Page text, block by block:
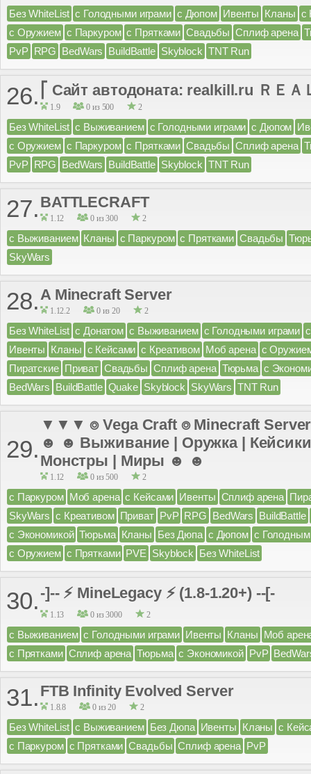
Без WhiteList с Голодными играми с Дюпом Ивенты Кланы с
с Оружием с Паркуром с Прятками Свадьбы Сплиф арена
PvP RPG BedWars BuildBattle Skyblock TNT Run
26. ⎡ Сайт автодоната: realkill.ru ＲＥＡ
1.9 0 из 500 2
Без WhiteList с Выживанием с Голодными играми с Дюпом
с Оружием с Паркуром с Прятками Свадьбы Сплиф арена
PvP RPG BedWars BuildBattle Skyblock TNT Run
27. BATTLECRAFT
1.12 0 из 300 2
с Выживанием Кланы с Паркуром с Прятками Свадьбы
SkyWars
28.A Minecraft Server
1.12.2 0 из 20 2
Без WhiteList с Донатом с Выживанием с Голодными играми
Ивенты Кланы с Кейсами с Креативом Моб арена с
Пиратские Приват Свадьбы Сплиф арена Тюрьма с
BedWars BuildBattle Quake Skyblock SkyWars TNT Run
29.
▼▼▼ ⌾ Vega Craft ⌾ Minecraft
☻ ☻ Выживание | Оружка |
Монстры | Миры ☻ ☻
1.12 0 из 500 2
с Паркуром Моб арена с Кейсами Ивенты Сплиф арена
SkyWars с Креативом Приват PvP RPG BedWars BuildBattle
с Экономикой Тюрьма Кланы Без Дюпа с Дюпом с
с Оружием с Прятками PVE Skyblock Без WhiteList
30. -]-- ⚡ MineLegacy ⚡ (1.8-1.20+) --[-
1.13 0 из 3000 2
с Выживанием с Голодными играми Ивенты Кланы Моб
с Прятками Сплиф арена Тюрьма с Экономикой PvP
31. FTB Infinity Evolved Server
1.8.8 0 из 20 2
Без WhiteList с Выживанием Без Дюпа Ивенты Кланы с
с Паркуром с Прятками Свадьбы Сплиф арена PvP